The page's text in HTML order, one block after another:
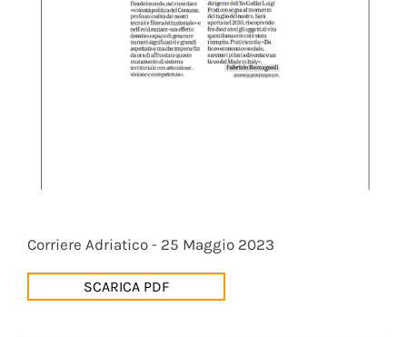
Corriere Adriatico - 25 Maggio 2023
SCARICA PDF